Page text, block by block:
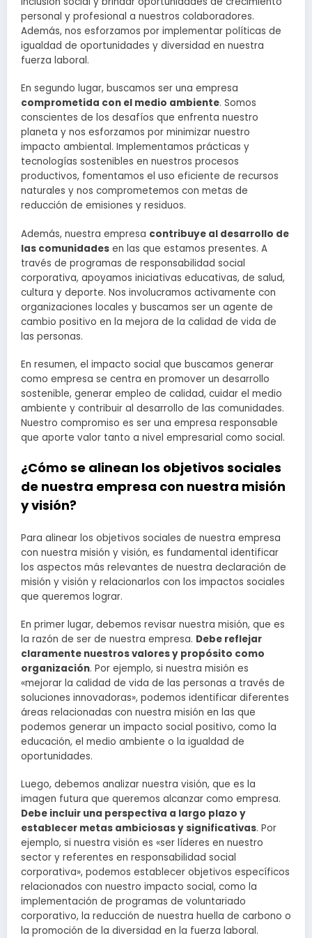
personal y profesional a nuestros colaboradores.
Además, nos esforzamos por implementar políticas de
igualdad de oportunidades y diversidad en nuestra
fuerza laboral.
En segundo lugar, buscamos ser una empresa
comprometida con el medio ambiente. Somos
conscientes de los desafíos que enfrenta nuestro
planeta y nos esforzamos por minimizar nuestro
impacto ambiental. Implementamos prácticas y
tecnologías sostenibles en nuestros procesos
productivos, fomentamos el uso eficiente de recursos
naturales y nos comprometemos con metas de
reducción de emisiones y residuos.
Además, nuestra empresa contribuye al desarrollo de
las comunidades en las que estamos presentes. A
través de programas de responsabilidad social
corporativa, apoyamos iniciativas educativas, de salud,
cultura y deporte. Nos involucramos activamente con
organizaciones locales y buscamos ser un agente de
cambio positivo en la mejora de la calidad de vida de
las personas.
En resumen, el impacto social que buscamos generar
como empresa se centra en promover un desarrollo
sostenible, generar empleo de calidad, cuidar el medio
ambiente y contribuir al desarrollo de las comunidades.
Nuestro compromiso es ser una empresa responsable
que aporte valor tanto a nivel empresarial como social.
¿Cómo se alinean los objetivos sociales
de nuestra empresa con nuestra misión
y visión?
Para alinear los objetivos sociales de nuestra empresa
con nuestra misión y visión, es fundamental identificar
los aspectos más relevantes de nuestra declaración de
misión y visión y relacionarlos con los impactos sociales
que queremos lograr.
En primer lugar, debemos revisar nuestra misión, que es
la razón de ser de nuestra empresa. Debe reflejar
claramente nuestros valores y propósito como
organización. Por ejemplo, si nuestra misión es
«mejorar la calidad de vida de las personas a través de
soluciones innovadoras», podemos identificar diferentes
áreas relacionadas con nuestra misión en las que
podemos generar un impacto social positivo, como la
educación, el medio ambiente o la igualdad de
oportunidades.
Luego, debemos analizar nuestra visión, que es la
imagen futura que queremos alcanzar como empresa.
Debe incluir una perspectiva a largo plazo y
establecer metas ambiciosas y significativas. Por
ejemplo, si nuestra visión es «ser líderes en nuestro
sector y referentes en responsabilidad social
corporativa», podemos establecer objetivos específicos
relacionados con nuestro impacto social, como la
implementación de programas de voluntariado
corporativo, la reducción de nuestra huella de carbono o
la promoción de la diversidad en la fuerza laboral.